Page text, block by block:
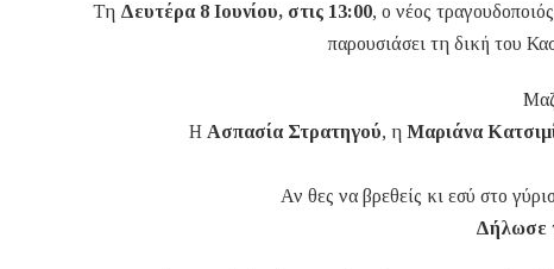
Τη Δευτέρα 8 Ιουνίου, στις 13:00, ο νέος
παρουσιάσει τη δική του
Η Ασπασία Στρατηγού, η Μαριάνα
Αν θες να βρεθείς κι εσύ στο
Δήλωσε